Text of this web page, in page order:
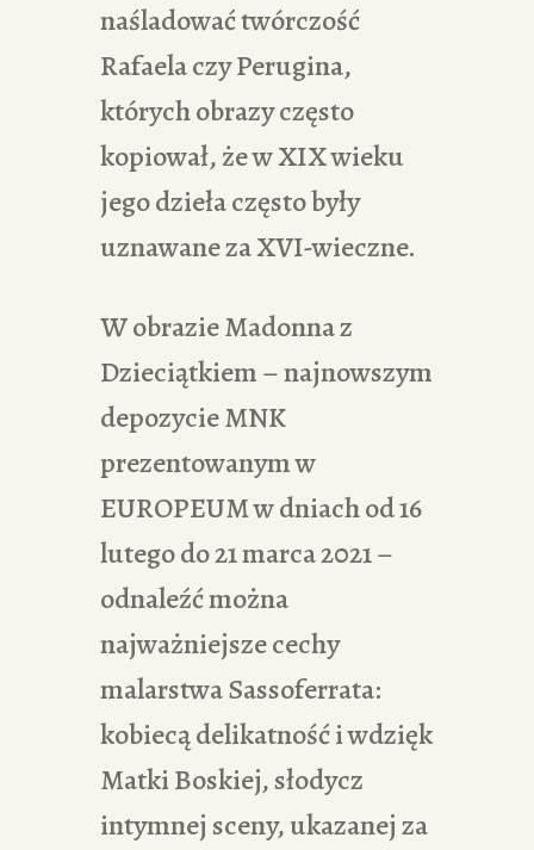
naśladować twórczość
Rafaela czy Perugina,
których obrazy często
kopiował, że w XIX wieku
jego dzieła często były
uznawane za XVI-wieczne.
W obrazie Madonna z
Dzieciątkiem – najnowszym
depozycie MNK
prezentowanym w
EUROPEUM w dniach od 16
lutego do 21 marca 2021 –
odnaleźć można
najważniejsze cechy
malarstwa Sassoferrata:
kobiecą delikatność i wdzięk
Matki Boskiej, słodycz
intymnej sceny, ukazanej za